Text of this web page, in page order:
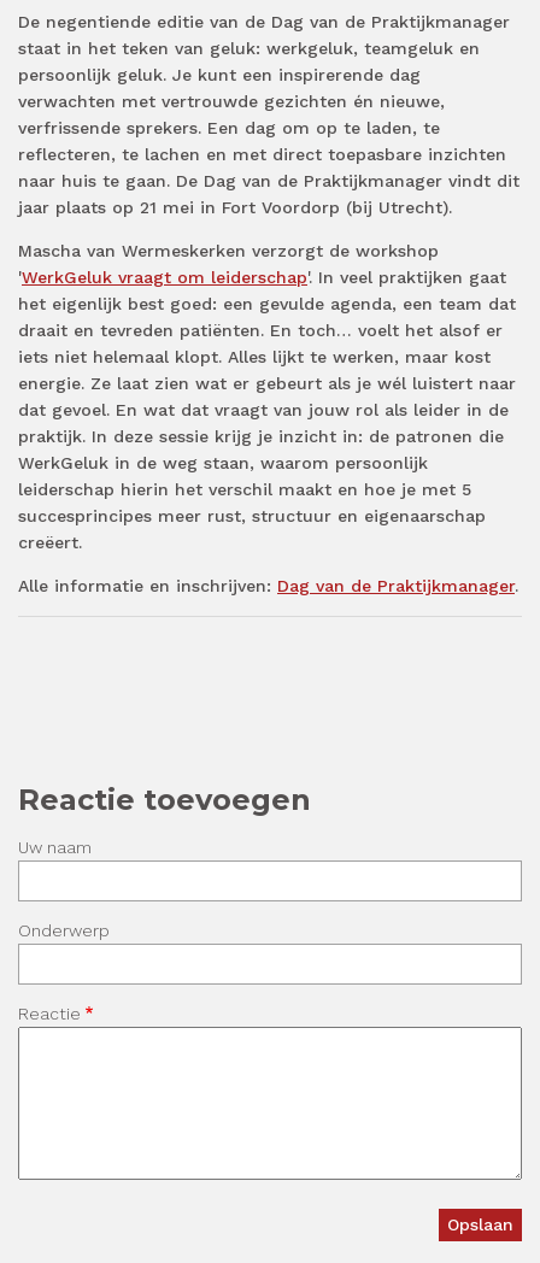
De negentiende editie van de Dag van de Praktijkmanager
staat in het teken van geluk: werkgeluk, teamgeluk en
persoonlijk geluk. Je kunt een inspirerende dag
verwachten met vertrouwde gezichten én nieuwe,
verfrissende sprekers. Een dag om op te laden, te
reflecteren, te lachen en met direct toepasbare inzichten
naar huis te gaan. De Dag van de Praktijkmanager vindt dit
jaar plaats op 21 mei in Fort Voordorp (bij Utrecht).
Mascha van Wermeskerken verzorgt de workshop
'WerkGeluk vraagt om leiderschap'. In veel praktijken gaat
het eigenlijk best goed: een gevulde agenda, een team dat
draait en tevreden patiënten. En toch… voelt het alsof er
iets niet helemaal klopt. Alles lijkt te werken, maar kost
energie. Ze laat zien wat er gebeurt als je wél luistert naar
dat gevoel. En wat dat vraagt van jouw rol als leider in de
praktijk. In deze sessie krijg je inzicht in: de patronen die
WerkGeluk in de weg staan, waarom persoonlijk
leiderschap hierin het verschil maakt en hoe je met 5
succesprincipes meer rust, structuur en eigenaarschap
creëert.
Alle informatie en inschrijven: Dag van de Praktijkmanager.
Reactie toevoegen
Uw naam
Onderwerp
Reactie